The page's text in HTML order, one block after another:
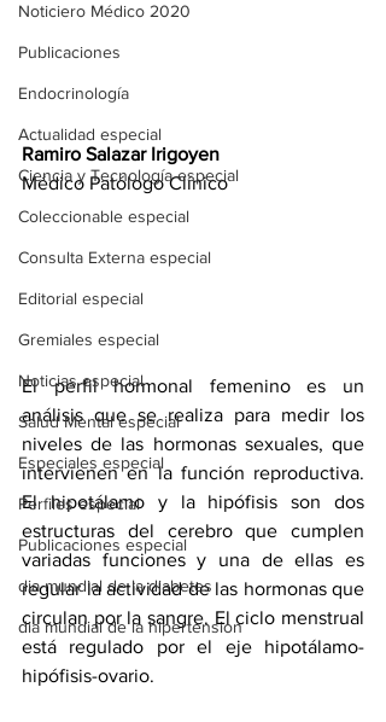
Noticiero Médico 2020
Publicaciones
Endocrinología
Actualidad especial
Ciencia y Tecnología especial
Coleccionable especial
Consulta Externa especial
Editorial especial
Gremiales especial
Noticias especial
Salud Mental especial
Especiales especial
Perfiles especial
Publicaciones especial
dia mundial de la diabetes
dia mundial de la hipertension
Ramiro Salazar Irigoyen
Médico Patólogo Clínico
El perfil hormonal femenino es un
análisis que se realiza para medir los
niveles de las hormonas sexuales, que
intervienen en la función reproductiva.
El hipotálamo y la hipófisis son dos
estructuras del cerebro que cumplen
variadas funciones y una de ellas es
regular la actividad de las hormonas que
circulan por la sangre. El ciclo menstrual
está regulado por el eje hipotálamo-
hipófisis-ovario.